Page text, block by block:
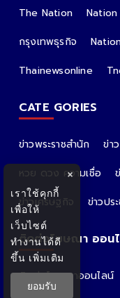
The Nation
กรุงเทพธุรกิจ
Thainewsonline
CATE GORIES
ข่าวพระราชสำนัก ข่า
หวย ดวง ความเชื่อ
ข่าวเศรษฐกิจ
ข่าวปร
ติดต่อโฆษณา ออน
ติดต่อโฆษณาออนไลน์
คุณอ้อ
×
เราใช้คุกกี้
เพื่อให้
เว็บไซต์
ทำงานได้ดี
ขึ้น เพิ่มเติม
ยอมรับ